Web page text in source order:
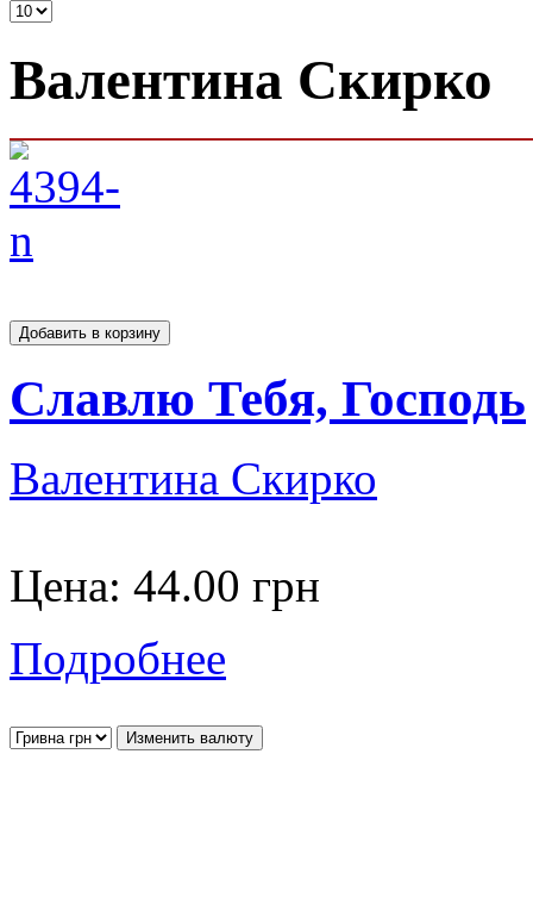
Валентина Скирко
Славлю Тебя, Господь
Валентина Скирко
Цена: 44.00 грн
Подробнее